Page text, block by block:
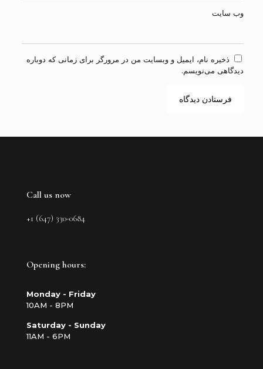
وب‌ سایت
ذخیره نام، ایمیل و وبسایت من در مرورگر برای زمانی که دوباره
دیدگاهی می‌نویسم.
Call us now
+1 (647) 330-0684
Opening hours:
Monday - Friday
10AM - 8PM
Saturday - Sunday
11AM - 6PM